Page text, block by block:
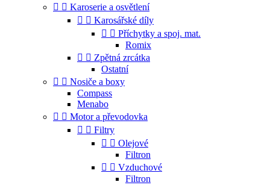
  Karoserie a osvětlení
  Karosářské díly
  Příchytky a spoj. mat.
Romix
  Zpětná zrcátka
Ostatní
  Nosiče a boxy
Compass
Menabo
  Motor a převodovka
  Filtry
  Olejové
Filtron
  Vzduchové
Filtron